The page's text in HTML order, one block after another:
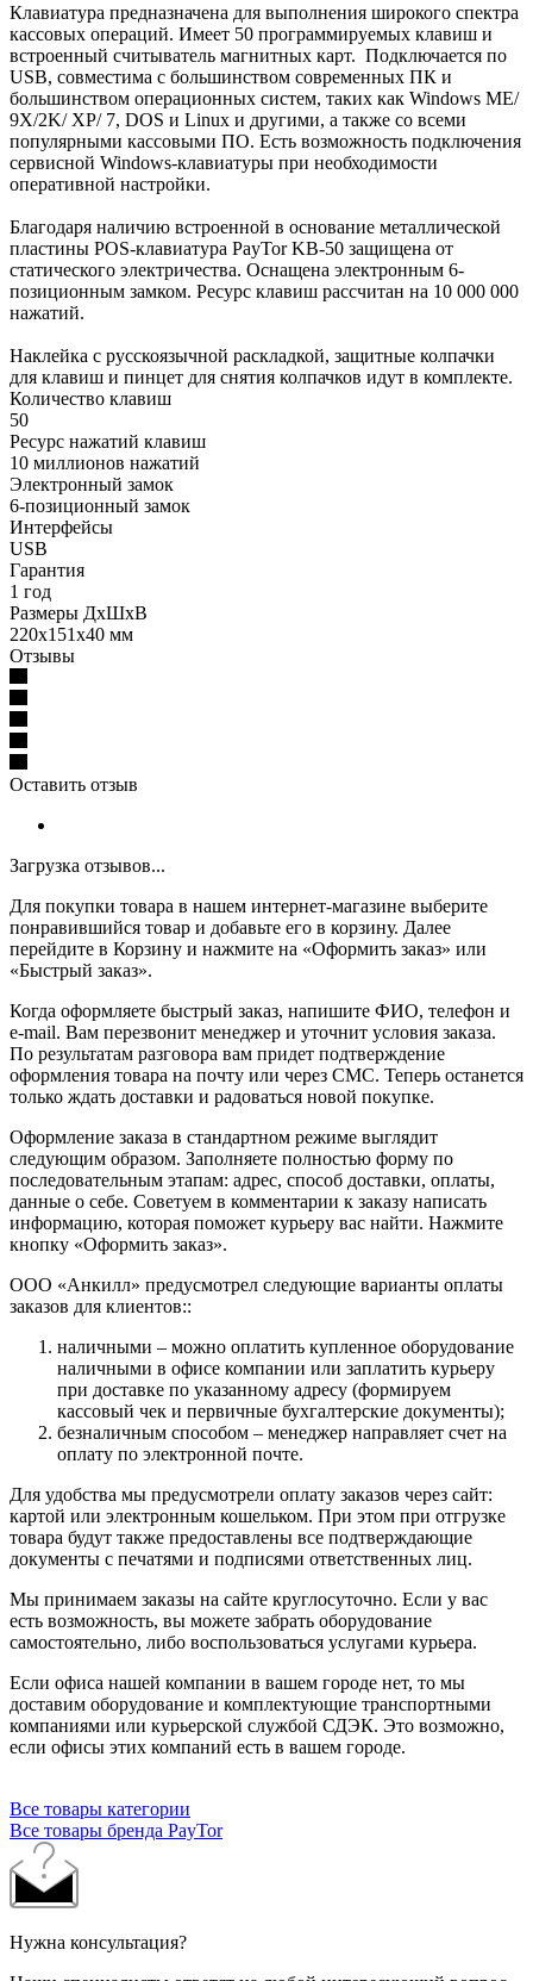
Клавиатура предназначена для выполнения широкого спектра
кассовых операций. Имеет 50 программируемых клавиш и
встроенный считыватель магнитных карт. Подключается по
USB, совместима с большинством современных ПК и
большинством операционных систем, таких как Windows ME/
9X/2K/ XP/ 7, DOS и Linux и другими, а также со всеми
популярными кассовыми ПО. Есть возможность подключения
сервисной Windows-клавиатуры при необходимости
оперативной настройки.
Благодаря наличию встроенной в основание металлической
пластины POS-клавиатура PayTor KB-50 защищена от
статического электричества. Оснащена электронным 6-
позиционным замком. Ресурс клавиш рассчитан на 10 000 000
нажатий.
Наклейка с русскоязычной раскладкой, защитные колпачки
для клавиш и пинцет для снятия колпачков идут в комплекте.
Количество клавиш
50
Ресурс нажатий клавиш
10 миллионов нажатий
Электронный замок
6-позиционный замок
Интерфейсы
USB
Гарантия
1 год
Размеры ДхШхВ
220х151х40 мм
Отзывы
Оставить отзыв
Загрузка отзывов...
Для покупки товара в нашем интернет-магазине выберите
понравившийся товар и добавьте его в корзину. Далее
перейдите в Корзину и нажмите на «Оформить заказ» или
«Быстрый заказ».
Когда оформляете быстрый заказ, напишите ФИО, телефон и
e-mail. Вам перезвонит менеджер и уточнит условия заказа.
По результатам разговора вам придет подтверждение
оформления товара на почту или через СМС. Теперь останется
только ждать доставки и радоваться новой покупке.
Оформление заказа в стандартном режиме выглядит
следующим образом. Заполняете полностью форму по
последовательным этапам: адрес, способ доставки, оплаты,
данные о себе. Советуем в комментарии к заказу написать
информацию, которая поможет курьеру вас найти. Нажмите
кнопку «Оформить заказ».
ООО «Анкилл» предусмотрел следующие варианты оплаты
заказов для клиентов::
наличными – можно оплатить купленное оборудование
наличными в офисе компании или заплатить курьеру
при доставке по указанному адресу (формируем
кассовый чек и первичные бухгалтерские документы);
безналичным способом – менеджер направляет счет на
оплату по электронной почте.
Для удобства мы предусмотрели оплату заказов через сайт:
картой или электронным кошельком. При этом при отгрузке
товара будут также предоставлены все подтверждающие
документы с печатями и подписями ответственных лиц.
Мы принимаем заказы на сайте круглосуточно. Если у вас
есть возможность, вы можете забрать оборудование
самостоятельно, либо воспользоваться услугами курьера.
Если офиса нашей компании в вашем городе нет, то мы
доставим оборудование и комплектующие транспортными
компаниями или курьерской службой СДЭК. Это возможно,
если офисы этих компаний есть в вашем городе.
Все товары категории
Все товары бренда PayTor
Нужна консультация?